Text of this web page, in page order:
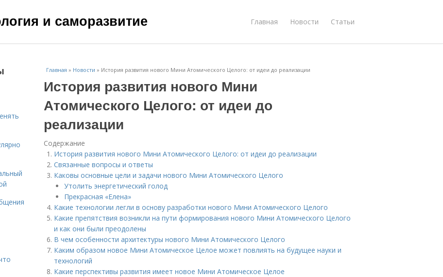
и саморазвитие Главная Новости Статьи
Главная » Новости » История развития нового Мини Атомического Целого: от идеи до реализации
История развития нового Мини
Атомического Целого: от идеи до
реализации
Содержание
История развития нового Мини Атомического Целого: от идеи до реализации
Связанные вопросы и ответы
Каковы основные цели и задачи нового Мини Атомического Целого
Утолить энергетический голод
Прекрасная «Елена»
Какие технологии легли в основу разработки нового Мини Атомического Целого
Какие препятствия возникли на пути формирования нового Мини Атомического Целого
и как они были преодолены
В чем особенности архитектуры нового Мини Атомического Целого
Каким образом новое Мини Атомическое Целое может повлиять на будущее науки и
технологий
Какие перспективы развития имеет новое Мини Атомическое Целое